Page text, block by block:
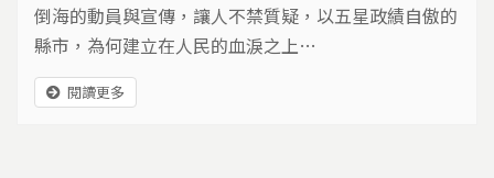
倒海的動員與宣傳，讓人不禁質疑，以五星政績自傲的
縣市，為何建立在人民的血淚之上…
閱讀更多